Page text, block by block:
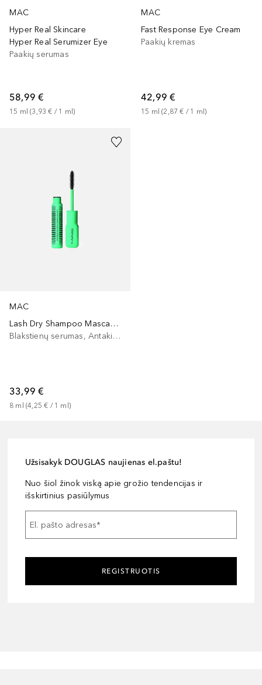
MAC
Hyper Real Skincare
Hyper Real Serumizer Eye
Paakių serumas
58,99 €
15 ml (3,93 € / 1 ml)
MAC
Fast Response Eye Cream
Paakių kremas
42,99 €
15 ml (2,87 € / 1 ml)
MAC
Lash Dry Shampoo Mascara Refresher
Blakstienų serumas, Antakių serumas, Blakstienų tušo pagrindas
33,99 €
8 ml (4,25 € / 1 ml )
Užsisakyk DOUGLAS naujienas el.paštu!
Nuo šiol žinok viską apie grožio tendencijas ir
išskirtinius pasiūlymus
El. pašto adresas*
REGISTRUOTIS